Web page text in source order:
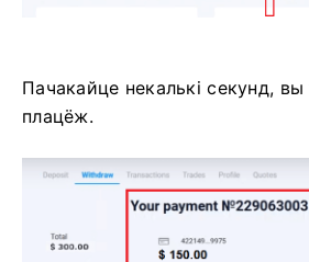
Пачакайце некалькі секунд,
плацёж.